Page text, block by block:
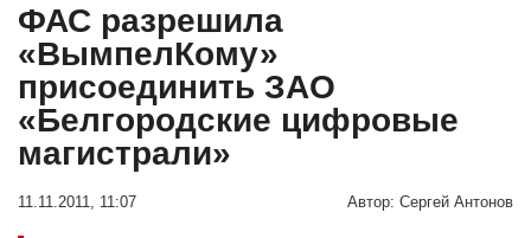
ФАС разрешила
«ВымпелКому»
присоединить ЗАО
«Белгородские цифровые
магистрали»
11.11.2011, 11:07 Автор: Сергей Антонов